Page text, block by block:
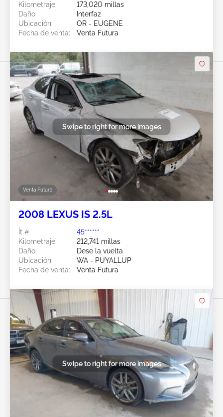
Kilometraje:
173,020 millas
Daño:
Interfaz
Ubicación:
OR - EUGENE
Fecha de venta:
Venta Futura
Venta Futura
Swipe to right for more images
2008 LEXUS IS 2.5L
Ít #:
45******
Kilometraje:
212,741 millas
Daño:
Dese la vuelta
Ubicación:
WA - PUYALLUP
Fecha de venta:
Venta Futura
Swipe to right for more images